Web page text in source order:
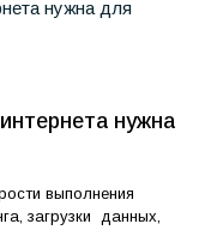
нужна
выполнения
загрузки данных,